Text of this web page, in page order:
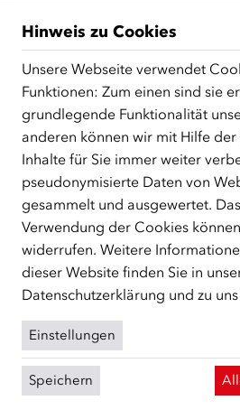
"Kulturelles
kollektive
statisch, sondern
dynamischer
Helga Maria Wolf ist Ethnologin
Austria Forum.
"Den Weltbürger
Es gibt ihn als
de facto."
Ulrich Greiner war Feuilletonchef
Präsident der Freien Akademie
Hinweis zu Cookies
Unsere Webseite verwendet
Funktionen: Zum einen sind sie
grundlegende Funktionalität
anderen können wir mit Hilfe
Inhalte für Sie immer weiter
pseudonymisierte Daten von
gesammelt und ausgewertet.
Verwendung der Cookies
widerrufen. Weitere
dieser Website finden Sie in
Datenschutzerklärung und zu
Einstellungen
Speichern